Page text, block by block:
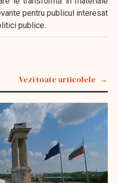
pentru publicul interesat
publice.
Vezi toate articolele